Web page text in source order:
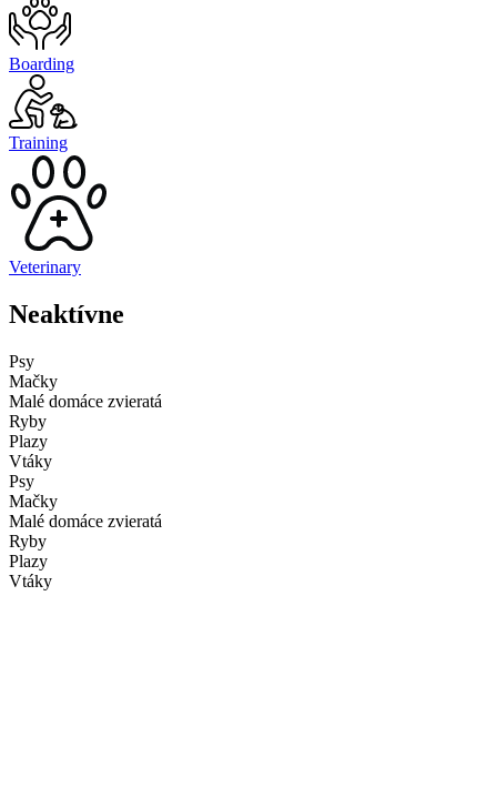
Boarding
Training
Veterinary
Neaktívne
Psy
Mačky
Malé domáce zvieratá
Ryby
Plazy
Vtáky
Psy
Mačky
Malé domáce zvieratá
Ryby
Plazy
Vtáky